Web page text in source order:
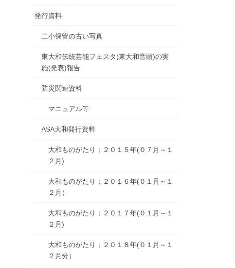
発行資料
二小保管の古い写真
東大和伝統芸能フェスタ(東大和音頭)の実
施(発表)報告
防災関連資料
マニュアル等
ASA大和発行資料
大和ものがたり；２０１５年(０７月～１
２月)
大和ものがたり；２０１６年(０１月～１
２月）
大和ものがたり；２０１７年(０１月～１
２月)
大和ものがたり；２０１８年(０１月～１
２月分）